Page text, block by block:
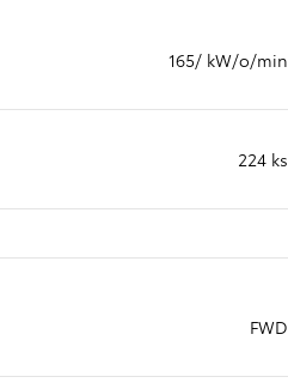
165/ kW/o/min
224 ks
FWD